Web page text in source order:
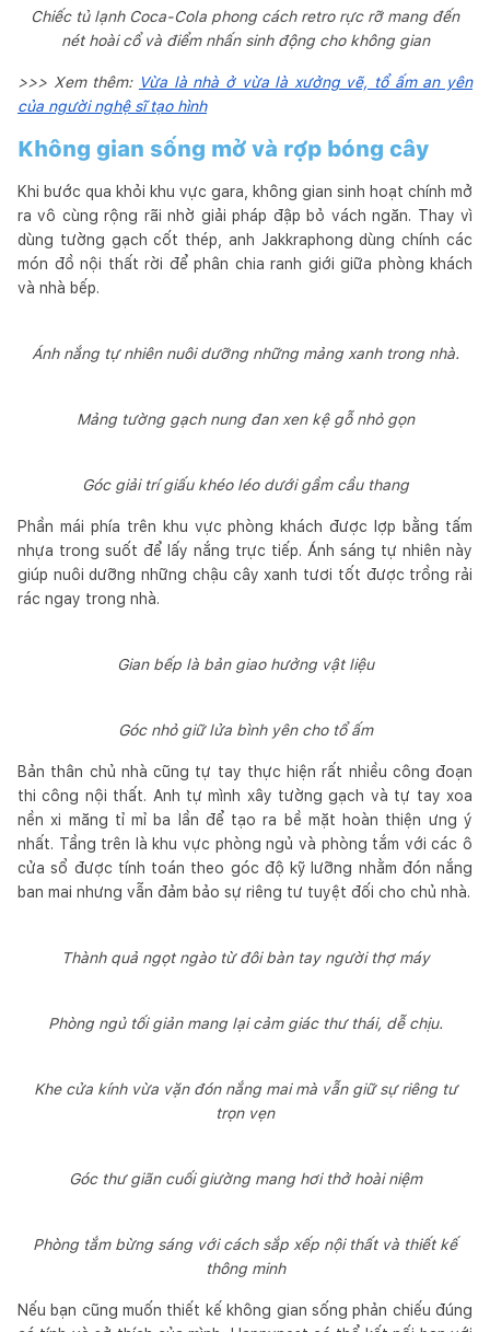
Chiếc tủ lạnh Coca-Cola phong cách retro rực rỡ mang đến
nét hoài cổ và điểm nhấn sinh động cho không gian
>>> Xem thêm: Vừa là nhà ở vừa là xưởng vẽ, tổ ấm an yên
của người nghệ sĩ tạo hình
Không gian sống mở và rợp bóng cây
Khi bước qua khỏi khu vực gara, không gian sinh hoạt chính mở
ra vô cùng rộng rãi nhờ giải pháp đập bỏ vách ngăn. Thay vì
dùng tường gạch cốt thép, anh Jakkraphong dùng chính các
món đồ nội thất rời để phân chia ranh giới giữa phòng khách
và nhà bếp.
Ánh nắng tự nhiên nuôi dưỡng những mảng xanh trong nhà.
Mảng tường gạch nung đan xen kệ gỗ nhỏ gọn
Góc giải trí giấu khéo léo dưới gầm cầu thang
Phần mái phía trên khu vực phòng khách được lợp bằng tấm
nhựa trong suốt để lấy nắng trực tiếp. Ánh sáng tự nhiên này
giúp nuôi dưỡng những chậu cây xanh tươi tốt được trồng rải
rác ngay trong nhà.
Gian bếp là bản giao hưởng vật liệu
Góc nhỏ giữ lửa bình yên cho tổ ấm
Bản thân chủ nhà cũng tự tay thực hiện rất nhiều công đoạn
thi công nội thất. Anh tự mình xây tường gạch và tự tay xoa
nền xi măng tỉ mỉ ba lần để tạo ra bề mặt hoàn thiện ưng ý
nhất. Tầng trên là khu vực phòng ngủ và phòng tắm với các ô
cửa sổ được tính toán theo góc độ kỹ lưỡng nhằm đón nắng
ban mai nhưng vẫn đảm bảo sự riêng tư tuyệt đối cho chủ nhà.
Thành quả ngọt ngào từ đôi bàn tay người thợ máy
Phòng ngủ tối giản mang lại cảm giác thư thái, dễ chịu.
Khe cửa kính vừa vặn đón nắng mai mà vẫn giữ sự riêng tư
trọn vẹn
Góc thư giãn cuối giường mang hơi thở hoài niệm
Phòng tắm bừng sáng với cách sắp xếp nội thất và thiết kế
thông minh
Nếu bạn cũng muốn thiết kế không gian sống phản chiếu đúng